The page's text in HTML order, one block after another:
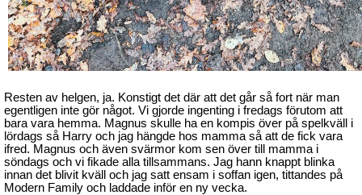
Resten av helgen, ja. Konstigt det där att det går så fort när man
egentligen inte gör något. Vi gjorde ingenting i fredags förutom att
bara vara hemma. Magnus skulle ha en kompis över på spelkväll i
lördags så Harry och jag hängde hos mamma så att de fick vara
ifred. Magnus och även svärmor kom sen över till mamma i
söndags och vi fikade alla tillsammans. Jag hann knappt blinka
innan det blivit kväll och jag satt ensam i soffan igen, tittandes på
Modern Family och laddade inför en ny vecka.